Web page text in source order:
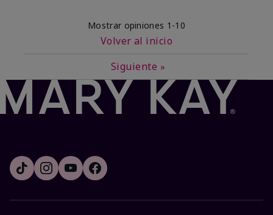
Mostrar opiniones 1-10
Volver al inicio
Siguiente »